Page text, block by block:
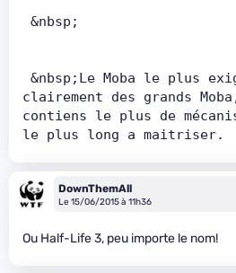
&nbsp;
clairement des grands
contiens le plus de
le plus long a maitriser.
DownThemAll
Le 15/06/2015 à 11h36
Ou Half-Life 3, peu importe le nom!